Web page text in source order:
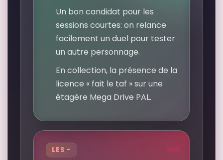
Un bon candidat pour les
sessions courtes: on relance
facilement un duel pour tester
un autre personnage.
En collection, la présence de la
licence « fait le taf » sur une
étagère Mega Drive PAL.
LES -